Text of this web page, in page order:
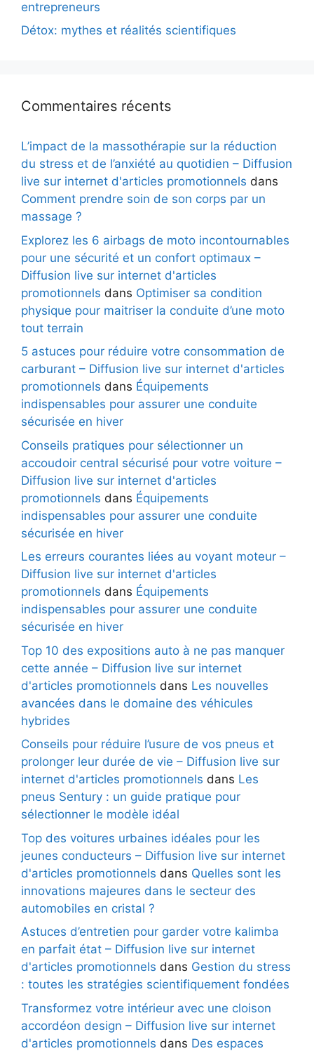
entrepreneurs
Détox: mythes et réalités scientifiques
Commentaires récents
L’impact de la massothérapie sur la réduction
du stress et de l’anxiété au quotidien – Diffusion
live sur internet d'articles promotionnels dans
Comment prendre soin de son corps par un
massage ?
Explorez les 6 airbags de moto incontournables
pour une sécurité et un confort optimaux –
Diffusion live sur internet d'articles
promotionnels dans Optimiser sa condition
physique pour maitriser la conduite d’une moto
tout terrain
5 astuces pour réduire votre consommation de
carburant – Diffusion live sur internet d'articles
promotionnels dans Équipements
indispensables pour assurer une conduite
sécurisée en hiver
Conseils pratiques pour sélectionner un
accoudoir central sécurisé pour votre voiture –
Diffusion live sur internet d'articles
promotionnels dans Équipements
indispensables pour assurer une conduite
sécurisée en hiver
Les erreurs courantes liées au voyant moteur –
Diffusion live sur internet d'articles
promotionnels dans Équipements
indispensables pour assurer une conduite
sécurisée en hiver
Top 10 des expositions auto à ne pas manquer
cette année – Diffusion live sur internet
d'articles promotionnels dans Les nouvelles
avancées dans le domaine des véhicules
hybrides
Conseils pour réduire l’usure de vos pneus et
prolonger leur durée de vie – Diffusion live sur
internet d'articles promotionnels dans Les
pneus Sentury : un guide pratique pour
sélectionner le modèle idéal
Top des voitures urbaines idéales pour les
jeunes conducteurs – Diffusion live sur internet
d'articles promotionnels dans Quelles sont les
innovations majeures dans le secteur des
automobiles en cristal ?
Astuces d’entretien pour garder votre kalimba
en parfait état – Diffusion live sur internet
d'articles promotionnels dans Gestion du stress
: toutes les stratégies scientifiquement fondées
Transformez votre intérieur avec une cloison
accordéon design – Diffusion live sur internet
d'articles promotionnels dans Des espaces